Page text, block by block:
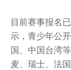
目前赛事报名
示，青少年公
国、中国台湾
麦、瑞士、法